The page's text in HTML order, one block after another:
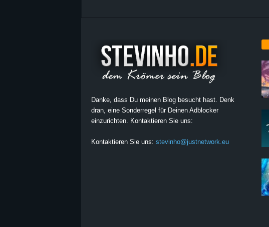
Danke, dass Du meinen Blog besucht hast. Denk
dran, eine Sonderregel für Deinen Adblocker
einzurichten. Kontaktieren Sie uns:
Kontaktieren Sie uns: stevinho@justnetwork.eu